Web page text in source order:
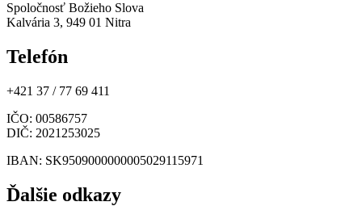
Spoločnosť Božieho Slova
Kalvária 3, 949 01 Nitra
Telefón
+421 37 / 77 69 411
IČO: 00586757
DIČ: 2021253025
IBAN: SK9509000000005029115971
Ďalšie odkazy